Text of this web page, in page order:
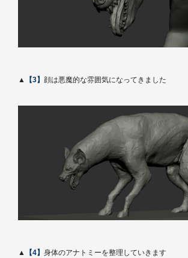
▲ 【3】 顔は悪魔的な雰囲気になってきました
▲ 【4】 身体のアナトミーを整理していきます